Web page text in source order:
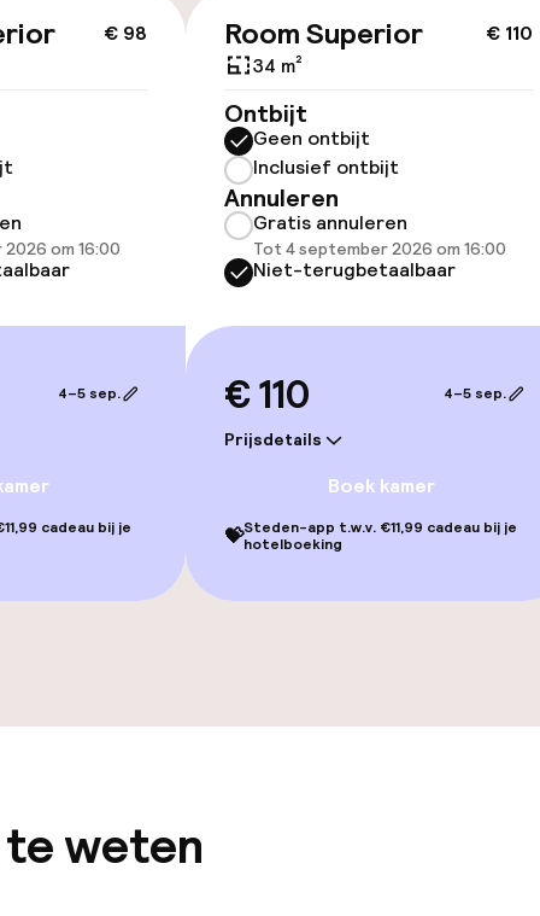
beschikbaar
kamers
€ 98
om 16:00
4–5 sep.
cadeau bij je
€ 110
Room Superior
34 m²
Ontbijt
Geen ontbijt
Inclusief ontbijt
Annuleren
Gratis annuleren
Tot 4 september 2026 om 16:00
Niet-terugbetaalbaar
€ 110
Prijsdetails
4–5 sep.
Boek kamer
💝Steden-app t.w.v. €11,99 cadeau bij je
hotelboeking
te weten